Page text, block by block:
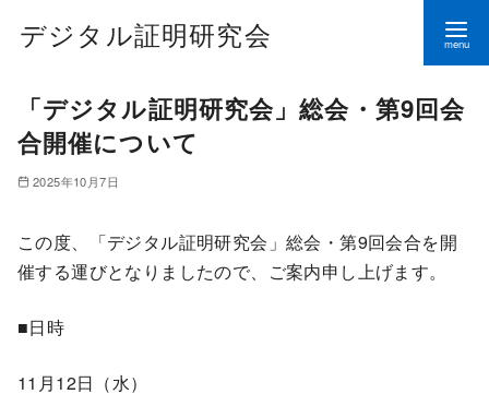
デジタル証明研究会
「デジタル証明研究会」総会・第9回会
合開催について
2025年10月7日
この度、「デジタル証明研究会」総会・第9回会合を開
催する運びとなりましたので、ご案内申し上げます。
■日時
11月12日（水）